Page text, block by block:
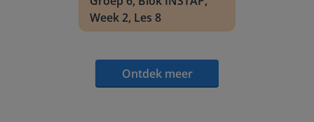
Week 2, Les 8
Ontdek meer